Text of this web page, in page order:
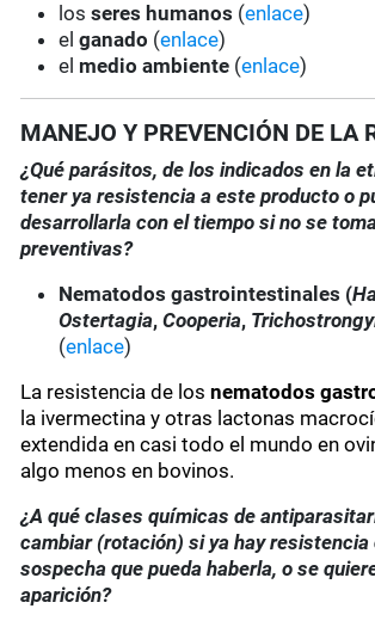
losseres humanos (enlace)
elganado (enlace)
el medio ambiente (enlace)
MANEJO Y PREVENCIÓN DE LA
¿Qué parásitos, de los indicados en la
tener ya resistencia a este producto o
desarrollarla con el tiempo si no se
preventivas?
Nematodos gastrointestinales (
Ostertagia,Cooperia,
(enlace)
La resistencia de losnematodos
la ivermectina y otras lactonas
extendida en casi todo el mundo en
algo menos en bovinos.
¿A qué clases químicas de
cambiar (rotación) si ya hay
sospecha que pueda haberla, o se
aparición?